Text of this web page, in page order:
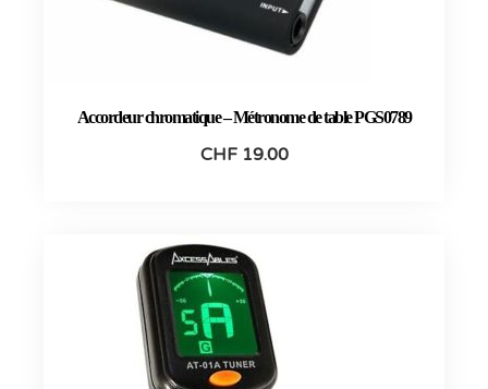
Accordeur chromatique – Métronome de table PGS0789
CHF19.00